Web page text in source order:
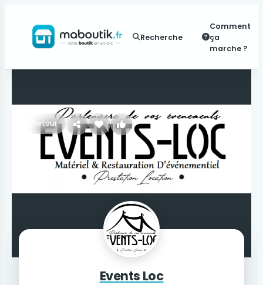
Recherche
Comment
ça
marche ?
Retour
Events Loc